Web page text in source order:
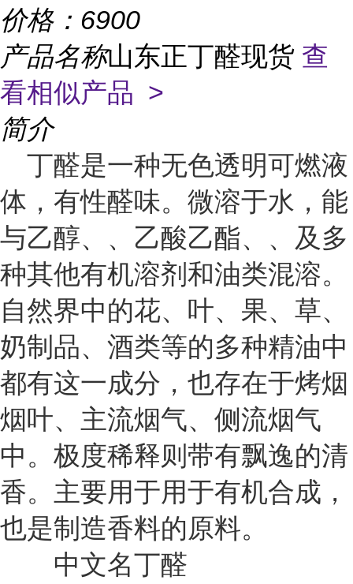
价格： 6900
产品名称山东正丁醛现货 查
看相似产品 >
简介
丁醛是一种无色透明可燃液
体，有性醛味。微溶于水，能
与乙醇、、乙酸乙酯、、及多
种其他有机溶剂和油类混溶。
自然界中的花、叶、果、草、
奶制品、酒类等的多种精油中
都有这一成分，也存在于烤烟
烟叶、主流烟气、侧流烟气
中。极度稀释则带有飘逸的清
香。主要用于用于有机合成，
也是制造香料的原料。
中文名丁醛